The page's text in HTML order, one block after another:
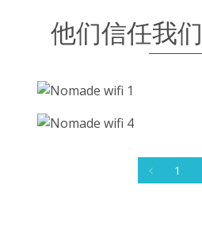
他们信任我
1